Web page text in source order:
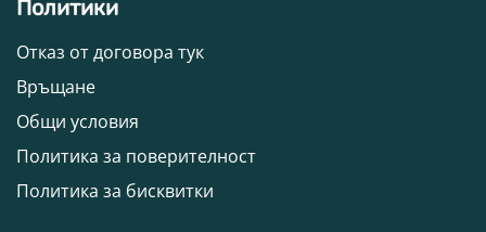
Политики
Отказ от договора тук
Връщане
Общи условия
Политика за поверителност
Политика за бисквитки